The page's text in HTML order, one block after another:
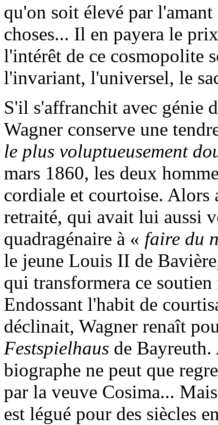
qu'on soit élevé par l'amant
choses... Il en payera le
l'intérêt de ce cosmopolite
l'invariant, l'universel, le
S'il s'affranchit avec génie
Wagner conserve une
le plus voluptueusement
mars 1860, les deux
cordiale et courtoise.
retraité, qui avait lui aussi
quadragénaire à « faire du
le jeune Louis II de
qui transformera ce
Endossant l'habit de
déclinait, Wagner renaît
Festspielhaus de Bayreuth.
biographe ne peut que
par la veuve Cosima...
est légué pour des siècles